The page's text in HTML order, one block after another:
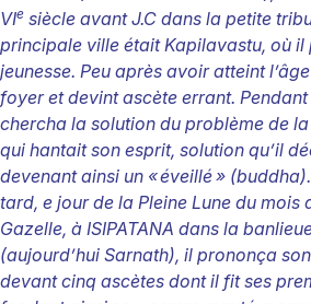
VIe siècle avant J.C dans la petite
principale ville était Kapilavastu, où il
jeunesse. Peu après avoir atteint
foyer et devint ascète errant.
chercha la solution du problème de
qui hantait son esprit, solution qu’il
devenant ainsi un «éveillé»
tard, e jour de la Pleine Lune du mois
Gazelle, à ISIPATANA dans la
(aujourd’hui Sarnath), il prononça
devant cinq ascètes dont il fit ses